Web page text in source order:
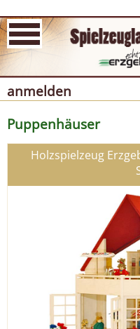
anmelden
Puppenhäuser
Holzspielzeug